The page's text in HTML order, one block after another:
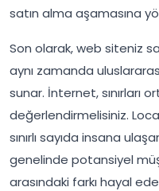
satın alma aşamasına
Son olarak, web siteniz
aynı zamanda
sunar. İnternet, sınırları
değerlendirmelisiniz. Loca
sınırlı sayıda insana
genelinde potansiyel
arasındaki farkı hayal